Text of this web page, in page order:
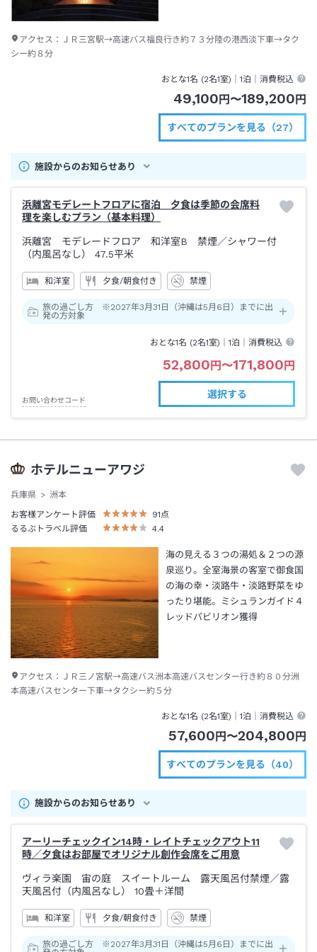
アクセス： ＪＲ三宮駅→高速バス福良行き約７３分陸の港西淡下車→タク
シー約８分
おとな1名 (2名1室)｜1泊 ｜消費税込
49,100 円 〜189,200 円
すべてのプランを見る（27）
施設からのお知らせあり
浜離宮モデレートフロアに宿泊 夕食は季節の会席料
理を楽しむプラン（基本料理）
浜離宮 モデレードフロア 和洋室B 禁煙／シャワー付
（内風呂なし） 47.5平米
和洋室 夕食/朝食付き 禁煙
旅の過ごし方 ※2027年3月31日（沖縄は5月6日）までに出
発の方対象
おとな1名 (2名1室)｜1泊 ｜消費税込
52,800 円 〜171,800 円
お問い合わせコード
選択する
ホテルニューアワジ
兵庫県
洲本
お客様アンケート評価
91点
るるぶトラベル評価
4.4
海の見える３つの湯処＆２つの源
泉巡り。全室海景の客室で御食国
の海の幸・淡路牛・淡路野菜をゆ
ったり堪能。ミシュランガイド４
レッドパビリオン獲得
アクセス： ＪＲ三ノ宮駅→高速バス洲本高速バスセンター行き約８０分洲
本高速バスセンター下車→タクシー約５分
おとな1名 (2名1室)｜1泊 ｜消費税込
57,600円〜204,800円
すべてのプランを見る（40）
施設からのお知らせあり
アーリーチェックイン14時・レイトチェックアウト11
時／夕食はお部屋でオリジナル創作会席をご用意
ヴィラ楽園 宙の庭 スイートルーム 露天風呂付禁煙／露
天風呂付（内風呂なし） 10畳＋洋間
和洋室 夕食/朝食付き 禁煙
旅の過ごし方 ※2027年3月31日（沖縄は5月6日）までに出